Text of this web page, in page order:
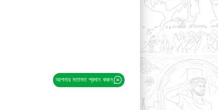
আপনার মতামত প্রদান করুন